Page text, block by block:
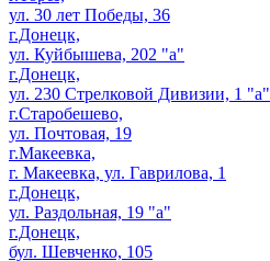
ул. 30 лет Победы, 36
г.Донецк,
ул. Куйбышева, 202 "а"
г.Донецк,
ул. 230 Стрелковой Дивизии, 1 "а"
г.Старобешево,
ул. Почтовая, 19
г.Макеевка,
г. Макеевка, ул. Гаврилова, 1
г.Донецк,
ул. Раздольная, 19 "а"
г.Донецк,
бул. Шевченко, 105